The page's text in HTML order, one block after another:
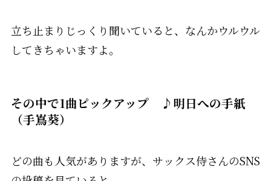
立ち止まりじっくり聞いていると、なんかウルウル
してきちゃいますよ。
その中で1曲ピックアップ ♪明日への手紙
（手嶌葵）
どの曲も人気がありますが、サックス侍さんのSNS